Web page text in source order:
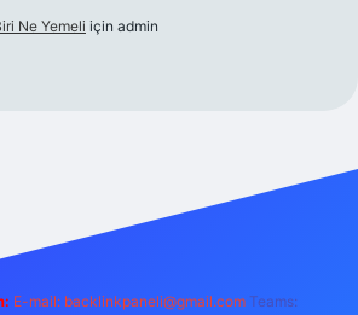
Ne Yemeli için admin
E-mail: backlinkpaneli@gmail.com Teams: